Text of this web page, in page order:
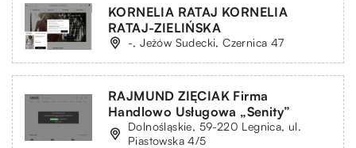
KORNELIA RATAJ KORNELIA
RATAJ-ZIELIŃSKA
-, Jeżów Sudecki, Czernica 47
RAJMUND ZIĘCIAK Firma
Handlowo Usługowa „Senity”
Dolnośląskie, 59-220 Legnica, ul.
Piastowska 4/5